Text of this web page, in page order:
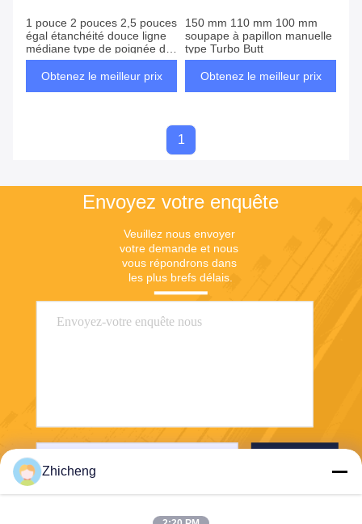
1 pouce 2 pouces 2,5 pouces
égal étanchéité douce ligne
médiane type de poignée de
soupape papillon type
manuel type Turbo Butt
Obtenez le meilleur prix
150 mm 110 mm 100 mm
soupape à papillon manuelle
type Turbo Butt
Obtenez le meilleur prix
1
Envoyez votre enquête
Veuillez nous envoyer
votre demande et nous
vous répondrons dans
les plus brefs délais.
Zhicheng